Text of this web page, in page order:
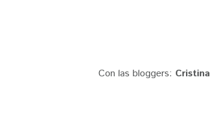
Con las bloggers: Cristina